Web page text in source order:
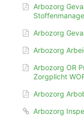
Arbozorg
Arbozorg
Arbozorg
Arbozorg OR
Zorgplicht
Arbozorg
Arbozorg